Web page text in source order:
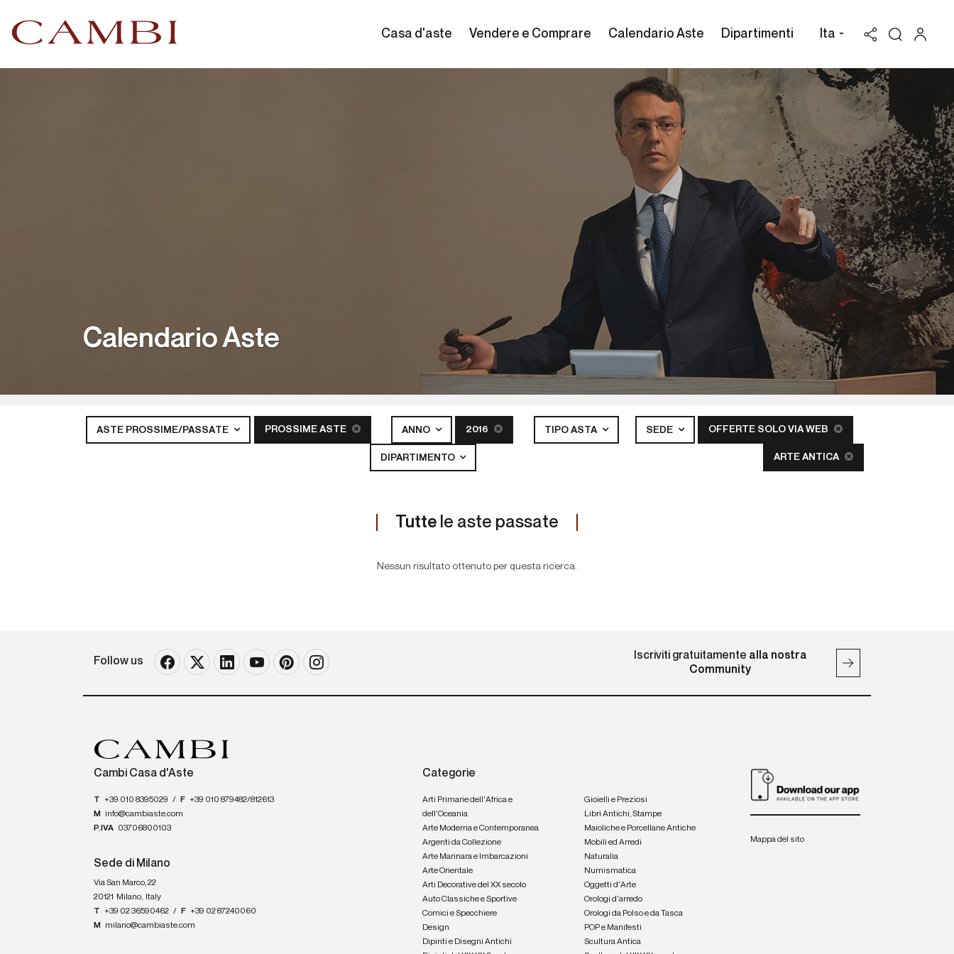
Casa d'aste Vendere e Comprare Calendario Aste Dipartimenti Ita
Calendario Aste
ASTE PROSSIME/PASSATE PROSSIME ASTE ANNO 2016 TIPO ASTA SEDE OFFERTE SOLO VIA WEB
DIPARTIMENTO ARTE ANTICA
Tutte le aste passate
Nessun risultato ottenuto per questa ricerca.
Follow us Iscriviti gratuitamente alla nostra
Community
Cambi Casa d'Aste
T +39 010 8395029 / F +39 010 879482/812613
M
info@cambiaste.com
P.IVA 03706800103
Sede di Milano
Via San Marco, 22
20121
Milano, Italy
T +39 02 36590462 / F +39 02 87240060
M
milano@cambiaste.com
Categorie
Arti Primarie dell'Africa e
dell'Oceania
Arte Moderna e Contemporanea
Argenti da Collezione
Arte Marinara e Imbarcazioni
Arte Orientale
Arti Decorative del XX secolo
Auto Classiche e Sportive
Cornici e Specchiere
Design
Dipinti e Disegni Antichi
Gioielli e Preziosi
Libri Antichi, Stampe
Maioliche e Porcellane Antiche
Mobili ed Arredi
Naturalia
Numismatica
Oggetti d'Arte
Orologi d'arredo
Orologi da Polso e da Tasca
POP e Manifesti
Scultura Antica
Mappa del sito